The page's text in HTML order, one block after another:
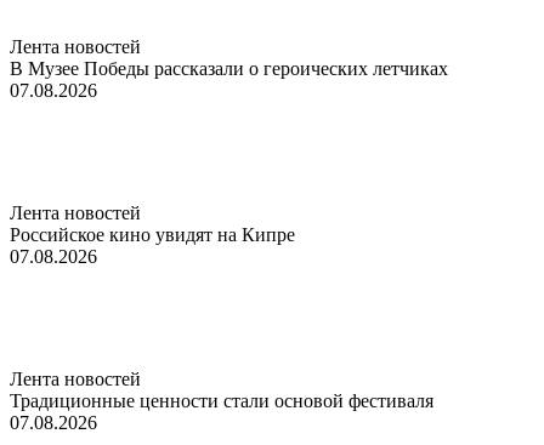
Лента новостей
В Музее Победы рассказали о героических летчиках
07.08.2026
Лента новостей
Российское кино увидят на Кипре
07.08.2026
Лента новостей
Традиционные ценности стали основой фестиваля
07.08.2026